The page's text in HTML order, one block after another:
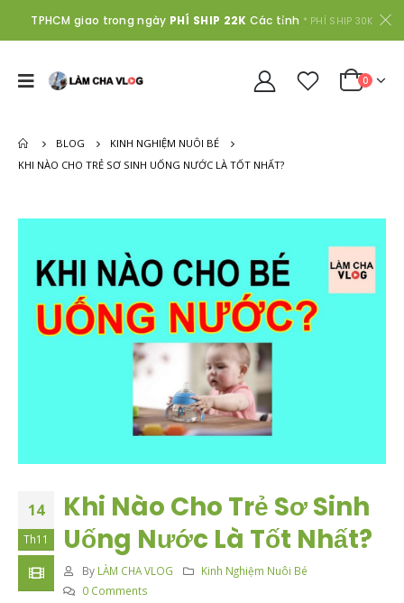
TPHCM giao trong ngày PHÍ SHIP 22K Các tỉnh * PHÍ SHIP 30K
0
BLOG
KINH NGHIỆM NUÔI BÉ
KHI NÀO CHO TRẺ SƠ SINH UỐNG NƯỚC LÀ TỐT NHẤT?
14
Th11
Khi Nào Cho Trẻ Sơ Sinh
Uống Nước Là Tốt Nhất?
By LÀM CHA VLOG
Kinh Nghiệm Nuôi Bé
0 Comments